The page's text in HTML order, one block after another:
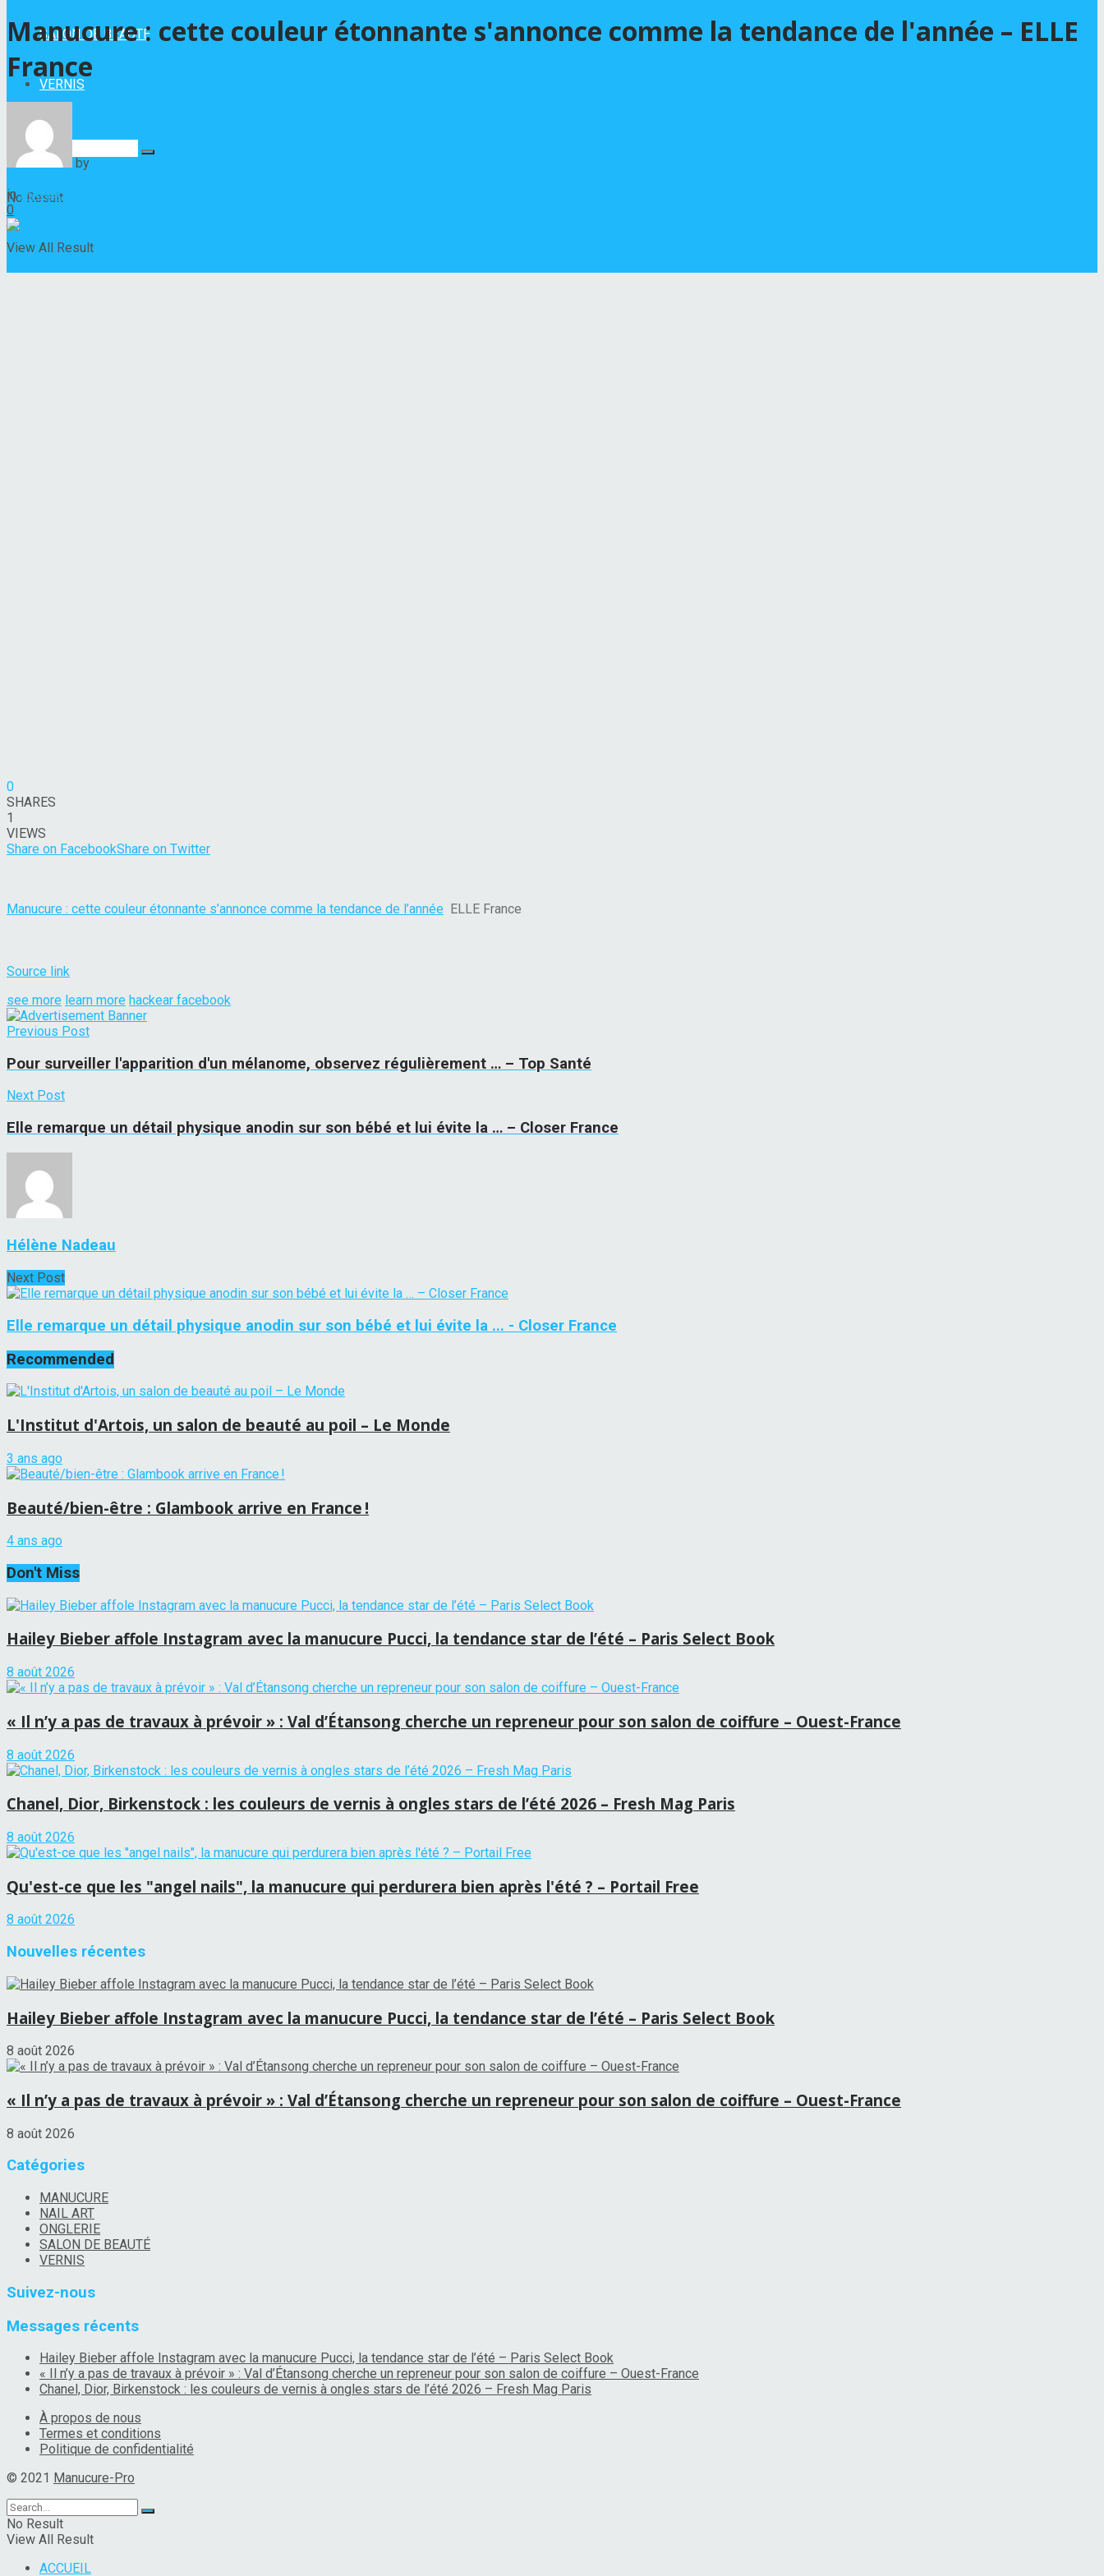
SALON DE BEAUTÉ
VERNIS
No Result
View All Result
Manucure : cette couleur étonnante s'annonce comme la tendance de l'année – ELLE
France
by
in MANUCURE
0
0
SHARES
1
VIEWS
Share on FacebookShare on Twitter
Manucure : cette couleur étonnante s’annonce comme la tendance de l’année ELLE France
Source link
see more learn more hackear facebook
Previous Post
Pour surveiller l'apparition d'un mélanome, observez régulièrement … – Top Santé
Next Post
Elle remarque un détail physique anodin sur son bébé et lui évite la … – Closer France
Hélène Nadeau
Next Post
Elle remarque un détail physique anodin sur son bébé et lui évite la ... - Closer France
Recommended
L'Institut d'Artois, un salon de beauté au poil – Le Monde
3 ans ago
Beauté/bien-être : Glambook arrive en France !
4 ans ago
Don't Miss
Hailey Bieber affole Instagram avec la manucure Pucci, la tendance star de l’été – Paris Select Book
8 août 2026
« Il n’y a pas de travaux à prévoir » : Val d’Étansong cherche un repreneur pour son salon de coiffure – Ouest-France
8 août 2026
Chanel, Dior, Birkenstock : les couleurs de vernis à ongles stars de l’été 2026 – Fresh Mag Paris
8 août 2026
Qu'est-ce que les "angel nails", la manucure qui perdurera bien après l'été ? – Portail Free
8 août 2026
Nouvelles récentes
Hailey Bieber affole Instagram avec la manucure Pucci, la tendance star de l’été – Paris Select Book
8 août 2026
« Il n’y a pas de travaux à prévoir » : Val d’Étansong cherche un repreneur pour son salon de coiffure – Ouest-France
8 août 2026
Catégories
MANUCURE
NAIL ART
ONGLERIE
SALON DE BEAUTÉ
VERNIS
Suivez-nous
Messages récents
Hailey Bieber affole Instagram avec la manucure Pucci, la tendance star de l’été – Paris Select Book
« Il n’y a pas de travaux à prévoir » : Val d’Étansong cherche un repreneur pour son salon de coiffure – Ouest-France
Chanel, Dior, Birkenstock : les couleurs de vernis à ongles stars de l’été 2026 – Fresh Mag Paris
À propos de nous
Termes et conditions
Politique de confidentialité
© 2021 Manucure-Pro
No Result
View All Result
ACCUEIL